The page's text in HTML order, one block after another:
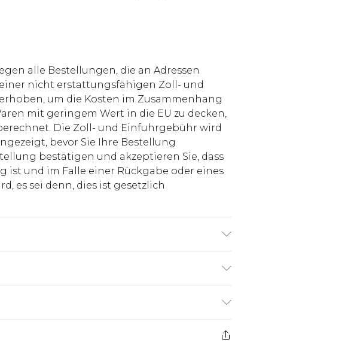
alle Bestellungen, die an Adressen
nicht erstattungsfähigen Zoll- und
um die Kosten im Zusammenhang
mit geringem Wert in die EU zu decken,
Die Zoll- und Einfuhrgebühr wird
bevor Sie Ihre Bestellung
bestätigen und akzeptieren Sie, dass
ist und im Falle einer Rückgabe oder eines
es sei denn, dies ist gesetzlich
€7.99
€14.99